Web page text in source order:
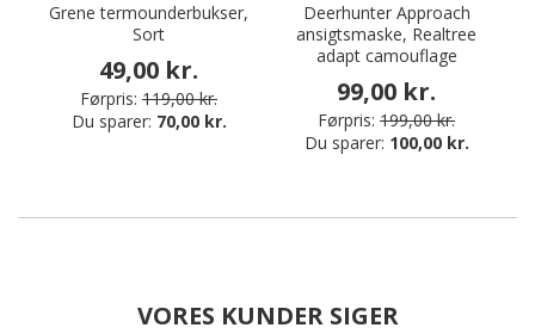
Grene termounderbukser,
Sort
49,00 kr.
Førpris: 119,00 kr.
Du sparer: 70,00 kr.
Deerhunter Approach
ansigtsmaske, Realtree
adapt camouflage
99,00 kr.
Førpris: 199,00 kr.
Du sparer: 100,00 kr.
VORES KUNDER SIGER